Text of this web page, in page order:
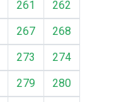
261
262
267
268
273
274
279
280